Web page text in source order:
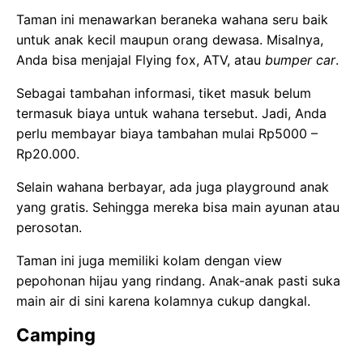
Taman ini menawarkan beraneka wahana seru baik
untuk anak kecil maupun orang dewasa. Misalnya,
Anda bisa menjajal Flying fox, ATV, atau bumper car.
Sebagai tambahan informasi, tiket masuk belum
termasuk biaya untuk wahana tersebut. Jadi, Anda
perlu membayar biaya tambahan mulai Rp5000 –
Rp20.000.
Selain wahana berbayar, ada juga playground anak
yang gratis. Sehingga mereka bisa main ayunan atau
perosotan.
Taman ini juga memiliki kolam dengan view
pepohonan hijau yang rindang. Anak-anak pasti suka
main air di sini karena kolamnya cukup dangkal.
Camping